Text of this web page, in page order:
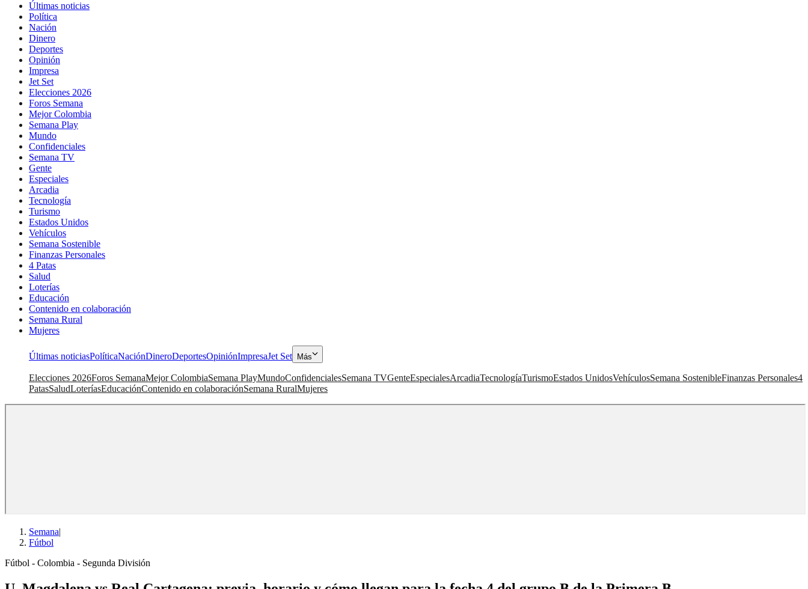
Últimas noticias
Política
Nación
Dinero
Deportes
Opinión
Impresa
Jet Set
Elecciones 2026
Foros Semana
Mejor Colombia
Semana Play
Mundo
Confidenciales
Semana TV
Gente
Especiales
Arcadia
Tecnología
Turismo
Estados Unidos
Vehículos
Semana Sostenible
Finanzas Personales
4 Patas
Salud
Loterías
Educación
Contenido en colaboración
Semana Rural
Mujeres
Últimas noticiasPolíticaNaciónDineroDeportesOpiniónImpresaJet Set Más
Elecciones 2026Foros SemanaMejor ColombiaSemana PlayMundoConfidencialesSemana TVGenteEspecialesArcadiaTecnologíaTurismoEstados UnidosVehículosSemana SostenibleFinanzas Personales4
PatasSaludLoteríasEducaciónContenido en colaboraciónSemana RuralMujeres
Semana|
Fútbol
Fútbol - Colombia - Segunda División